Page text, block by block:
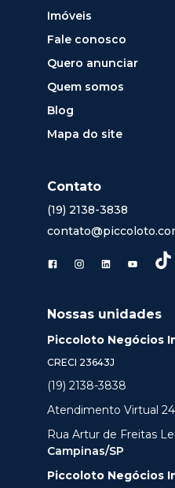
Imóveis
Fale conosco
Quero anunciar
Quem somos
Blog
Mapa do site
Contato
(19) 2138-3838
Nossas unidades
Piccoloto Negócios
CRECI 23643J
(19) 2138-3838
Atendimento Virtual
Rua Artur de Freitas
Campinas/SP
Piccoloto Negócios